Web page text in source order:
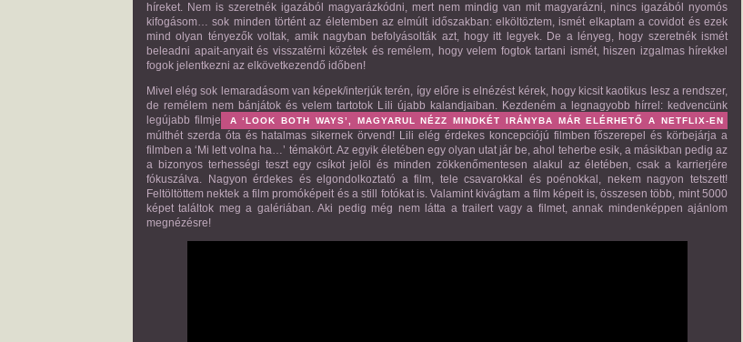
híreket. Nem is szeretnék igazából magyarázkódni, mert nem mindig van mit magyarázni, nincs igazából nyomós
kifogásom… sok minden történt az életemben az elmúlt időszakban: elköltöztem, ismét elkaptam a covidot és ezek
mind olyan tényezők voltak, amik nagyban befolyásolták azt, hogy itt legyek. De a lényeg, hogy szeretnék ismét
beleadni apait-anyait és visszatérni közétek és remélem, hogy velem fogtok tartani ismét, hiszen izgalmas hírekkel
fogok jelentkezni az elkövetkezendő időben!
Mivel elég sok lemaradásom van képek/interjúk terén, így előre is elnézést kérek, hogy kicsit kaotikus lesz a rendszer,
de remélem nem bánjátok és velem tartotok Lili újabb kalandjaiban. Kezdeném a legnagyobb hírrel: kedvencünk
legújabb filmje
A ‘LOOK BOTH WAYS’, MAGYARUL NÉZZ MINDKÉT IRÁNYBA MÁR ELÉRHETŐ A NETFLIX-EN
múlthét szerda óta és hatalmas sikernek örvend! Lili elég érdekes koncepciójú filmben főszerepel és körbejárja a
filmben a ‘Mi lett volna ha…’ témakört. Az egyik életében egy olyan utat jár be, ahol teherbe esik, a másikban pedig az
a bizonyos terhességi teszt egy csíkot jelöl és minden zökkenőmentesen alakul az életében, csak a karrierjére
fókuszálva. Nagyon érdekes és elgondolkoztató a film, tele csavarokkal és poénokkal, nekem nagyon tetszett!
Feltöltöttem nektek a film promóképeit és a still fotókat is. Valamint kivágtam a film képeit is, összesen több, mint 5000
képet találtok meg a galériában. Aki pedig még nem látta a trailert vagy a filmet, annak mindenképpen ajánlom
megnézésre!